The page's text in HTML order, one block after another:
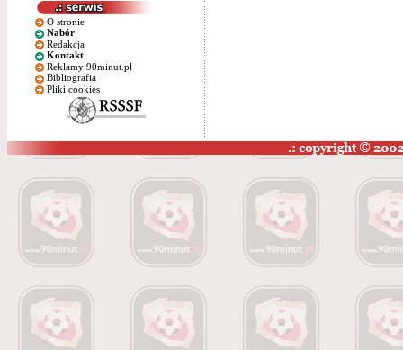
O stronie
Nabór
Redakcja
Kontakt
Reklamy 90minut.pl
Bibliografia
Pliki cookies